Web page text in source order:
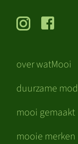
over watMooi
duurzame
mooi gemaakt
mooie merken